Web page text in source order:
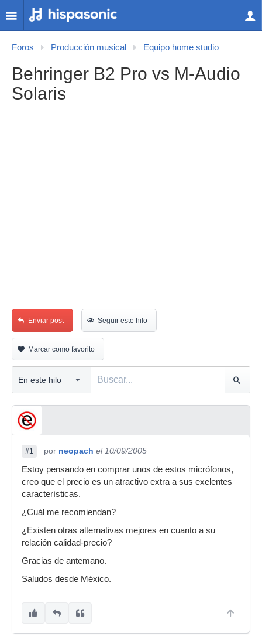
Foros Producción musical Equipo home studio
Behringer B2 Pro vs M-Audio
Solaris
Enviar post Seguir este hilo
Marcar como favorito
#1 por neopach el 10/09/2005
Estoy pensando en comprar unos de estos micrófonos,
creo que el precio es un atractivo extra a sus exelentes
características.
¿Cuál me recomiendan?
¿Existen otras alternativas mejores en cuanto a su
relación calidad-precio?
Gracias de antemano.
Saludos desde México.